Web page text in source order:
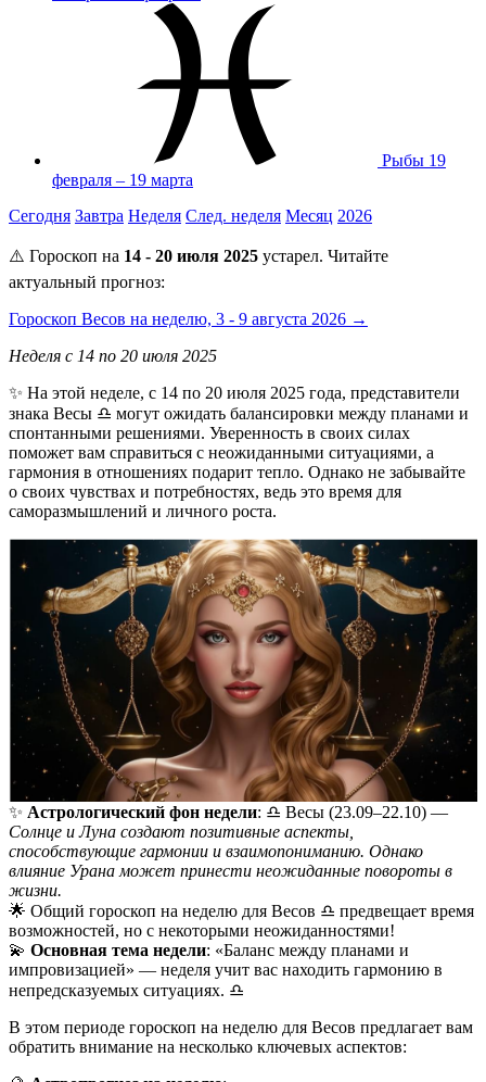
Рыбы 19
февраля – 19 марта
Сегодня Завтра Неделя След. неделя Месяц 2026
⚠️ Гороскоп на 14 - 20 июля 2025 устарел. Читайте
актуальный прогноз:
Гороскоп Весов на неделю, 3 - 9 августа 2026 →
Неделя с 14 по 20 июля 2025
✨ На этой неделе, с 14 по 20 июля 2025 года, представители
знака Весы ♎️ могут ожидать балансировки между планами и
спонтанными решениями. Уверенность в своих силах
поможет вам справиться с неожиданными ситуациями, а
гармония в отношениях подарит тепло. Однако не забывайте
о своих чувствах и потребностях, ведь это время для
саморазмышлений и личного роста.
✨ Астрологический фон недели: ♎️ Весы (23.09–22.10) —
Солнце и Луна создают позитивные аспекты,
способствующие гармонии и взаимопониманию. Однако
влияние Урана может принести неожиданные повороты в
жизни.
🌟 Общий гороскоп на неделю для Весов ♎️ предвещает время
возможностей, но с некоторыми неожиданностями!
💫 Основная тема недели: «Баланс между планами и
импровизацией» — неделя учит вас находить гармонию в
непредсказуемых ситуациях. ♎️
В этом периоде гороскоп на неделю для Весов предлагает вам
обратить внимание на несколько ключевых аспектов: